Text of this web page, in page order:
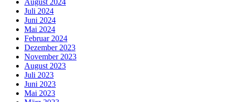
Juli 2024
Juni 2024
Mai 2024
Februar 2024
Dezember 2023
November 2023
August 2023
Juli 2023
Juni 2023
Mai 2023